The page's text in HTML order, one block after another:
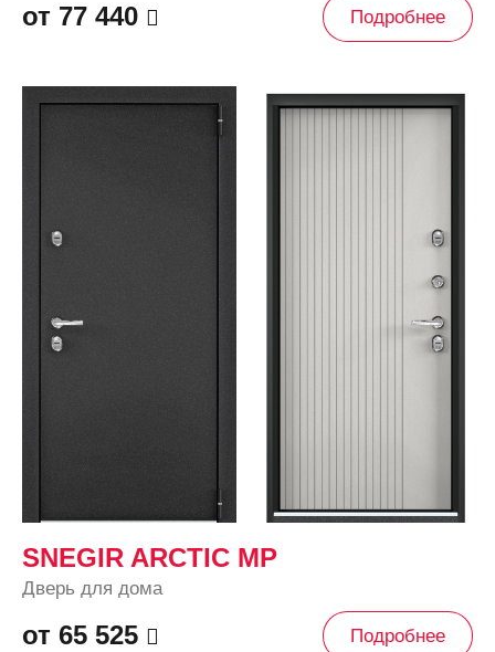
от 77 440 Подробнее
SNEGIR ARCTIC MP
Дверь для дома
от 65 525 Подробнее